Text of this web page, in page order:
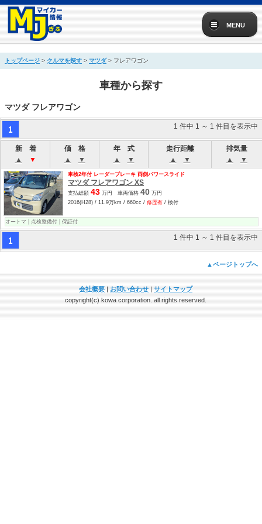
MENU
トップページ > クルマを探す > マツダ> フレアワゴン
車種から探す
マツダ フレアワゴン
1 1 件中 1 ～ 1 件目を表示中
新 着
▲
▼
価 格
▲
▼
年 式
▲
▼
走行距離
▲
▼
排気量
▲
▼
車検2年付 レーダーブレーキ 両側パワースライド
マツダ フレアワゴン XS
支払総額 43 万円 車両価格 40 万円
2016(H28) / 11.9万km / 660cc / 修歴有 / 検付
オートマ | 点検整備付 | 保証付
1 1 件中 1 ～ 1 件目を表示中
▲ページトップへ
会社概要 | お問い合わせ | サイトマップ
copyright(c) kowa corporation. all rights reserved.